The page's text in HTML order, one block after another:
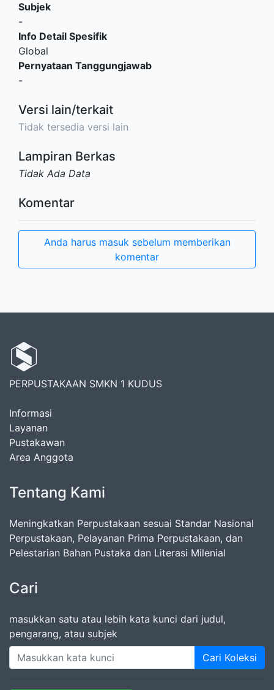
Subjek
-
Info Detail Spesifik
Global
Pernyataan Tanggungjawab
-
Versi lain/terkait
Tidak tersedia versi lain
Lampiran Berkas
Tidak Ada Data
Komentar
Anda harus masuk sebelum memberikan
komentar
PERPUSTAKAAN SMKN 1 KUDUS
Informasi
Layanan
Pustakawan
Area Anggota
Tentang Kami
Meningkatkan Perpustakaan sesuai Standar Nasional
Perpustakaan, Pelayanan Prima Perpustakaan, dan
Pelestarian Bahan Pustaka dan Literasi Milenial
Cari
masukkan satu atau lebih kata kunci dari judul,
pengarang, atau subjek
Cari Koleksi